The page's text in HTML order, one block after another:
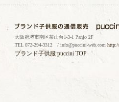
大阪府堺市南区茶山台1-3-1 Panjo 2F
TEL 072-294-3312 / info@puccini-web.com
ブランド子供服puccini TOP